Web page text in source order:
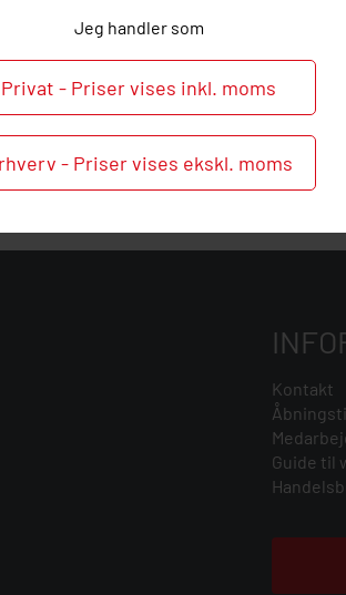
Jeg handler som
Privat - Priser vises inkl. moms
- Priser vises ekskl. moms
Kontakt
Guide til